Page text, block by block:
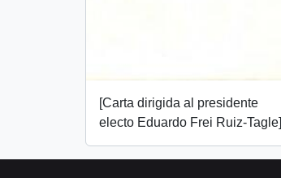
[Carta dirigida al presidente
electo Eduardo Frei Ruiz-Tagle]